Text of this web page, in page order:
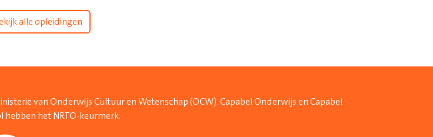
alle opleidingen
van Onderwijs Cultuur en Wetenschap (OCW). Capabel Onderwijs en Capabel
hebben het NRTO-keurmerk.